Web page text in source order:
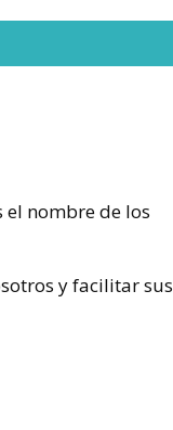
el nombre de los
y facilitar sus